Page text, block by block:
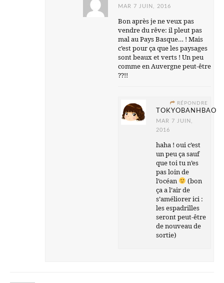
MAR 7 JUIN, 2016
Bon après je ne veux pas
vendre du rêve: il pleut pas
mal au Pays Basque… ! Mais
c’est pour ça que les paysages
sont beaux et verts ! Un peu
comme en Auvergne peut-être
??!!
RÉPONDRE
TOKYOBANHBAO
MAR 7 JUIN,
2016
haha ! oui c’est
un peu ça sauf
que toi tu n’es
pas loin de
l’océan
(bon
ça a l’air de
s’améliorer ici :
les espadrilles
seront peut-être
de nouveau de
sortie)